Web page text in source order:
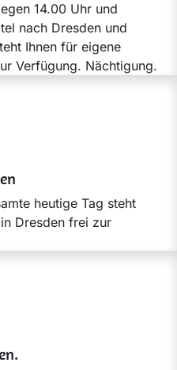
14.00 Uhr und
nach Dresden und
Ihnen für eigene
Verfügung. Nächtigung.
heutige Tag steht
Dresden frei zur